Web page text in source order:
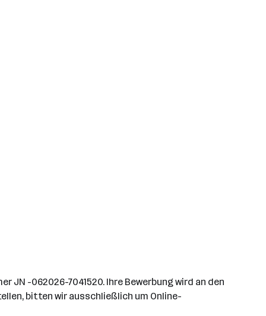
JN -062026-7041520. Ihre Bewerbung wird an den
bitten wir ausschließlich um Online-